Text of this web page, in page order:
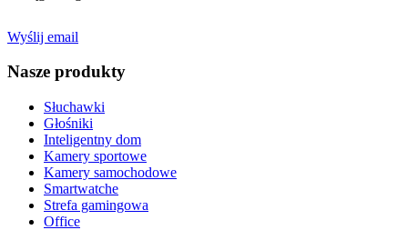
Wyślij email
Nasze produkty
Słuchawki
Głośniki
Inteligentny dom
Kamery sportowe
Kamery samochodowe
Smartwatche
Strefa gamingowa
Office